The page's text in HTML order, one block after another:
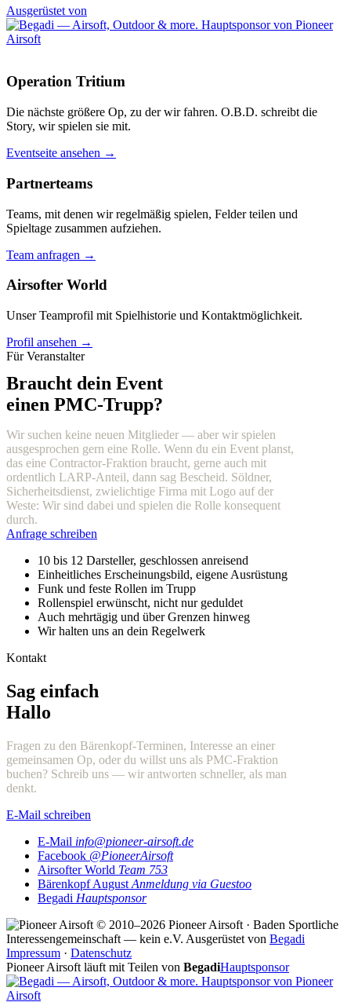
Ausgerüstet von
Operation Tritium
Die nächste größere Op, zu der wir fahren. O.B.D. schreibt die
Story, wir spielen sie mit.
Eventseite ansehen →
Partnerteams
Teams, mit denen wir regelmäßig spielen, Felder teilen und
Spieltage zusammen aufziehen.
Team anfragen →
Airsofter World
Unser Teamprofil mit Spielhistorie und Kontaktmöglichkeit.
Profil ansehen →
Für Veranstalter
Braucht dein Event
einen PMC-Trupp?
Wir suchen keine neuen Mitglieder — aber wir spielen
ausgesprochen gern eine Rolle. Wenn du ein Event planst,
das eine Contractor-Fraktion braucht, gerne auch mit
ordentlich LARP-Anteil, dann sag Bescheid. Söldner,
Sicherheitsdienst, zwielichtige Firma mit Logo auf der
Weste: Wir sind dabei und spielen die Rolle konsequent
durch.
Anfrage schreiben
10 bis 12 Darsteller, geschlossen anreisend
Einheitliches Erscheinungsbild, eigene Ausrüstung
Funk und feste Rollen im Trupp
Rollenspiel erwünscht, nicht nur geduldet
Auch mehrtägig und über Grenzen hinweg
Wir halten uns an dein Regelwerk
Kontakt
Sag einfach
Hallo
Fragen zu den Bärenkopf-Terminen, Interesse an einer
gemeinsamen Op, oder du willst uns als PMC-Fraktion
buchen? Schreib uns — wir antworten schneller, als man
denkt.
E-Mail schreiben
E-Mail info@pioneer-airsoft.de
Facebook @PioneerAirsoft
Airsofter World Team 753
Bärenkopf August Anmeldung via Guestoo
Begadi Hauptsponsor
© 2010–2026 Pioneer Airsoft · Baden Sportliche
Interessengemeinschaft — kein e.V. Ausgerüstet von Begadi
Impressum · Datenschutz
Pioneer Airsoft läuft mit Teilen von BegadiHauptsponsor